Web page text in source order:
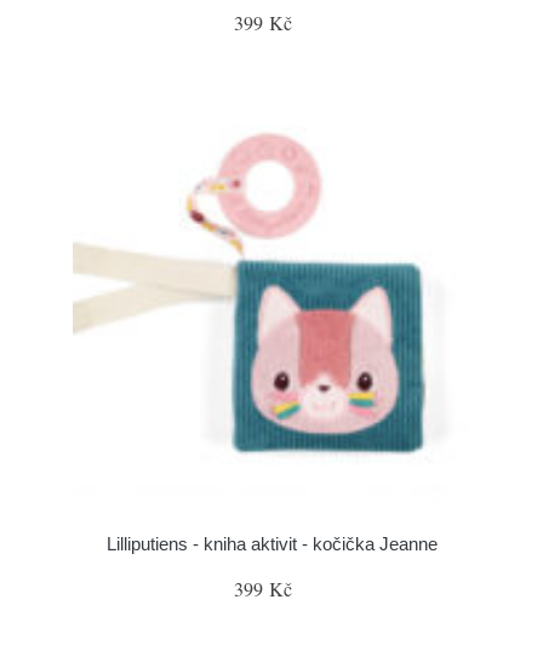
399 Kč
Lilliputiens - kniha aktivit - kočička Jeanne
399 Kč